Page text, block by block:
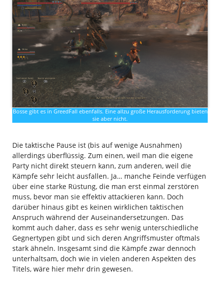
Bosse gibt es in GreedFall ebenfalls. Eine allzu große Herausforderung bieten
sie aber nicht.
Die taktische Pause ist (bis auf wenige Ausnahmen)
allerdings überflüssig. Zum einen, weil man die eigene
Party nicht direkt steuern kann, zum anderen, weil die
Kämpfe sehr leicht ausfallen. Ja… manche Feinde verfügen
über eine starke Rüstung, die man erst einmal zerstören
muss, bevor man sie effektiv attackieren kann. Doch
darüber hinaus gibt es keinen wirklichen taktischen
Anspruch während der Auseinandersetzungen. Das
kommt auch daher, dass es sehr wenig unterschiedliche
Gegnertypen gibt und sich deren Angriffsmuster oftmals
stark ähneln. Insgesamt sind die Kämpfe zwar dennoch
unterhaltsam, doch wie in vielen anderen Aspekten des
Titels, wäre hier mehr drin gewesen.